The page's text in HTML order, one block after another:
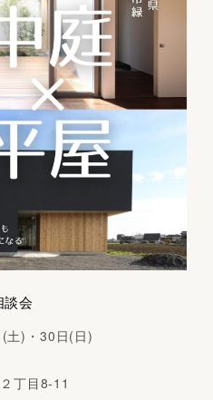
会
土)・30日(日)
丁目8-11